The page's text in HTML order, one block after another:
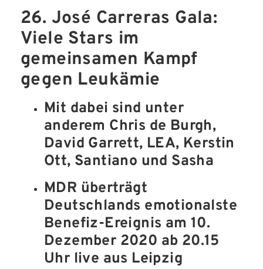
26. José Carreras Gala:
Viele Stars im
gemeinsamen Kampf
gegen Leukämie
Mit dabei sind unter
anderem Chris de Burgh,
David Garrett, LEA, Kerstin
Ott, Santiano und Sasha
MDR überträgt
Deutschlands emotionalste
Benefiz-Ereignis am 10.
Dezember 2020 ab 20.15
Uhr live aus Leipzig